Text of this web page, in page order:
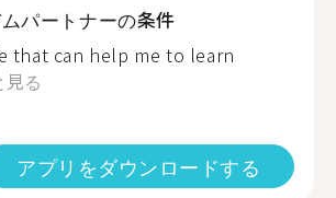
パートナーの条件
that can help me to learn
見る
アプリをダウンロードする